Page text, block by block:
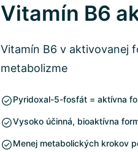
Vitamín B6
Vitamín B6 v aktivovanej
metabolizme
Pyridoxal-5-fosfát = aktívna
Vysoko účinná, bioaktívna
Menej metabolických krokov